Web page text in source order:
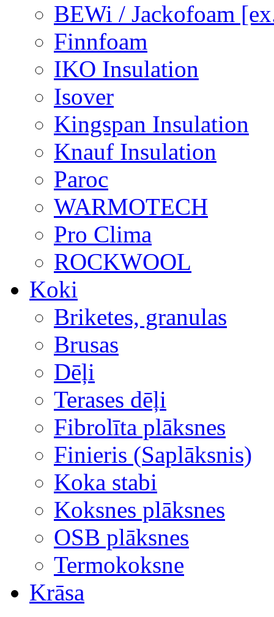
BEWi / Jackofoam
Finnfoam
IKO Insulation
Isover
Kingspan Insulation
Knauf Insulation
Paroc
WARMOTECH
Pro Clima
ROCKWOOL
Koki
Briketes, granulas
Brusas
Dēļi
Terases dēļi
Fibrolīta plāksnes
Finieris (Saplāksnis)
Koka stabi
Koksnes plāksnes
OSB plāksnes
Termokoksne
Krāsa